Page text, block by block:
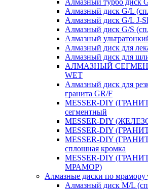
Алмазный диск G/L
Алмазный диск G/L J-
Алмазный диск G/S
Алмазный
Алмазный диск для
Алмазный диск для
АЛМАЗНЫЙ
WET
Алмазный диск для
гранита GR/F
MESSER-DIY
сегментный
MESSER-DIY
MESSER-DIY
MESSER-DIY
сплошная кромка
MESSER-DIY
МРАМОР)
Алмазные диски по мрамору
Алмазный диск M/L